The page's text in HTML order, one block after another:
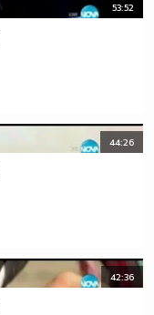
53:52
44:26
42:36